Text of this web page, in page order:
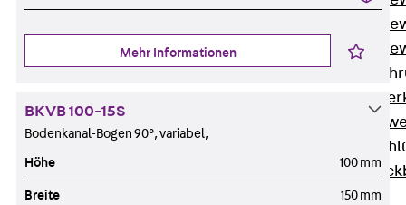
Zurück
FERBOX®
Mehr Informationen
BKVB 100-15S
Bodenkanal-Bogen 90°, variabel,
Höhe 100 mm
Breite 150 mm